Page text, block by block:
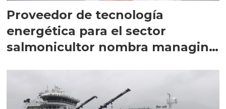
Proveedor de tecnología
energética para el sector
salmonicultor nombra managing